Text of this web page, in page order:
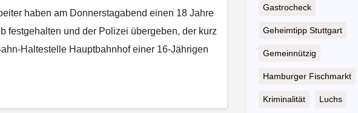
haben am Donnerstagabend einen 18 Jahre
festgehalten und der Polizei übergeben, der kurz
Haltestelle Hauptbahnhof einer 16-Jährigen
Gastrocheck
Geheimtipp Stuttgart
Gemeinnützig
Hamburger Fischmarkt
Kriminalität Luchs